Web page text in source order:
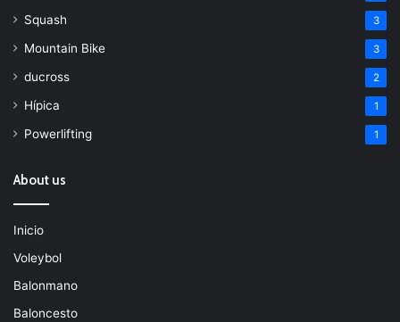
Squash 3
Mountain Bike 3
ducross 2
Hípica 1
Powerlifting 1
About us
Inicio
Voleybol
Balonmano
Baloncesto